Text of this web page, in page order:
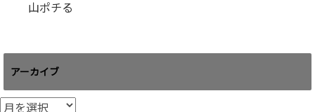
山ポチる
アーカイブ
ア